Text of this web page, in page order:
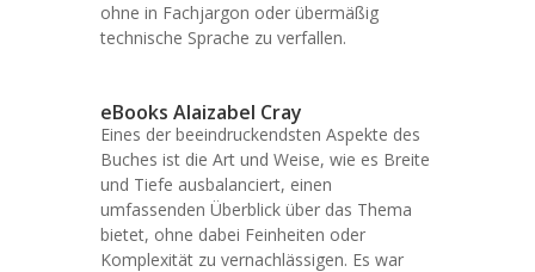
ohne in Fachjargon oder übermäßig
technische Sprache zu verfallen.
eBooks Alaizabel Cray
Eines der beeindruckendsten Aspekte des
Buches ist die Art und Weise, wie es Breite
und Tiefe ausbalanciert, einen
umfassenden Überblick über das Thema
bietet, ohne dabei Feinheiten oder
Komplexität zu vernachlässigen. Es war